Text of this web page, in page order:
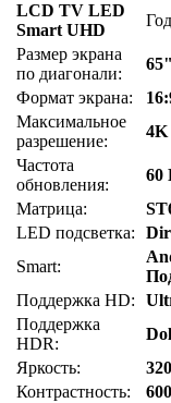
LCD TV LED
Smart UHD
Размер экрана
по диагонали:
65"
Формат экрана:
Максимальное
разрешение:
4K
Частота
обновления:
60
Матрица:
LED подсветка:
Smart:
Поддержка HD:
Поддержка
HDR:
Яркость:
Контрастность: